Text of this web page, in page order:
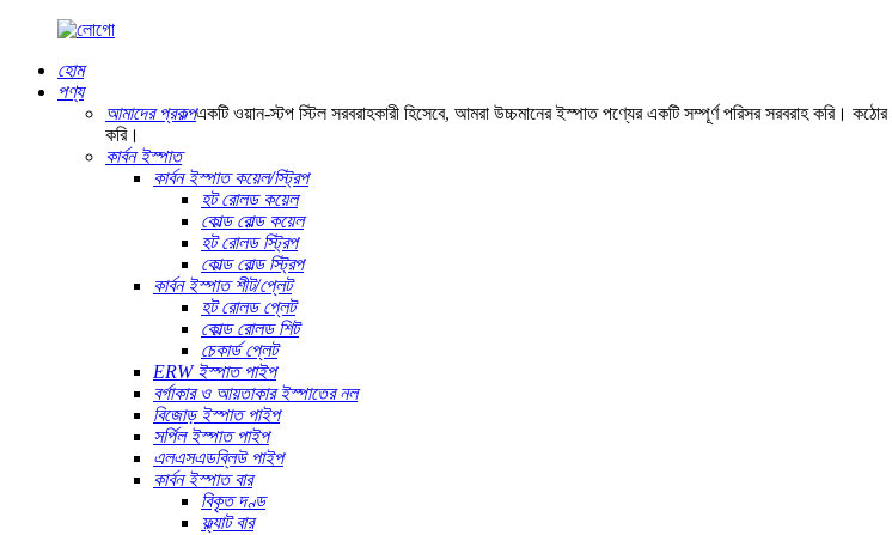
হোম
পণ্য
আমাদের প্রকল্পএকটি ওয়ান-স্টপ স্টিল সরবরাহকারী হিসেবে, আমরা উচ্চমানের ইস্পাত পণ্যের একটি সম্পূর্ণ পরিসর সরবরাহ করি।
করি।
কার্বন ইস্পাত
কার্বন ইস্পাত কয়েল/স্ট্রিপ
হট রোলড কয়েল
কোল্ড রোল্ড কয়েল
হট রোলড স্ট্রিপ
কোল্ড রোল্ড স্ট্রিপ
কার্বন ইস্পাত শীট/প্লেট
হট রোলড প্লেট
কোল্ড রোলড শিট
চেকার্ড প্লেট
ERW ইস্পাত পাইপ
বর্গাকার ও আয়তাকার ইস্পাতের নল
বিজোড় ইস্পাত পাইপ
সর্পিল ইস্পাত পাইপ
এলএসএডব্লিউ পাইপ
কার্বন ইস্পাত বার
বিকৃত দণ্ড
ফ্ল্যাট বার